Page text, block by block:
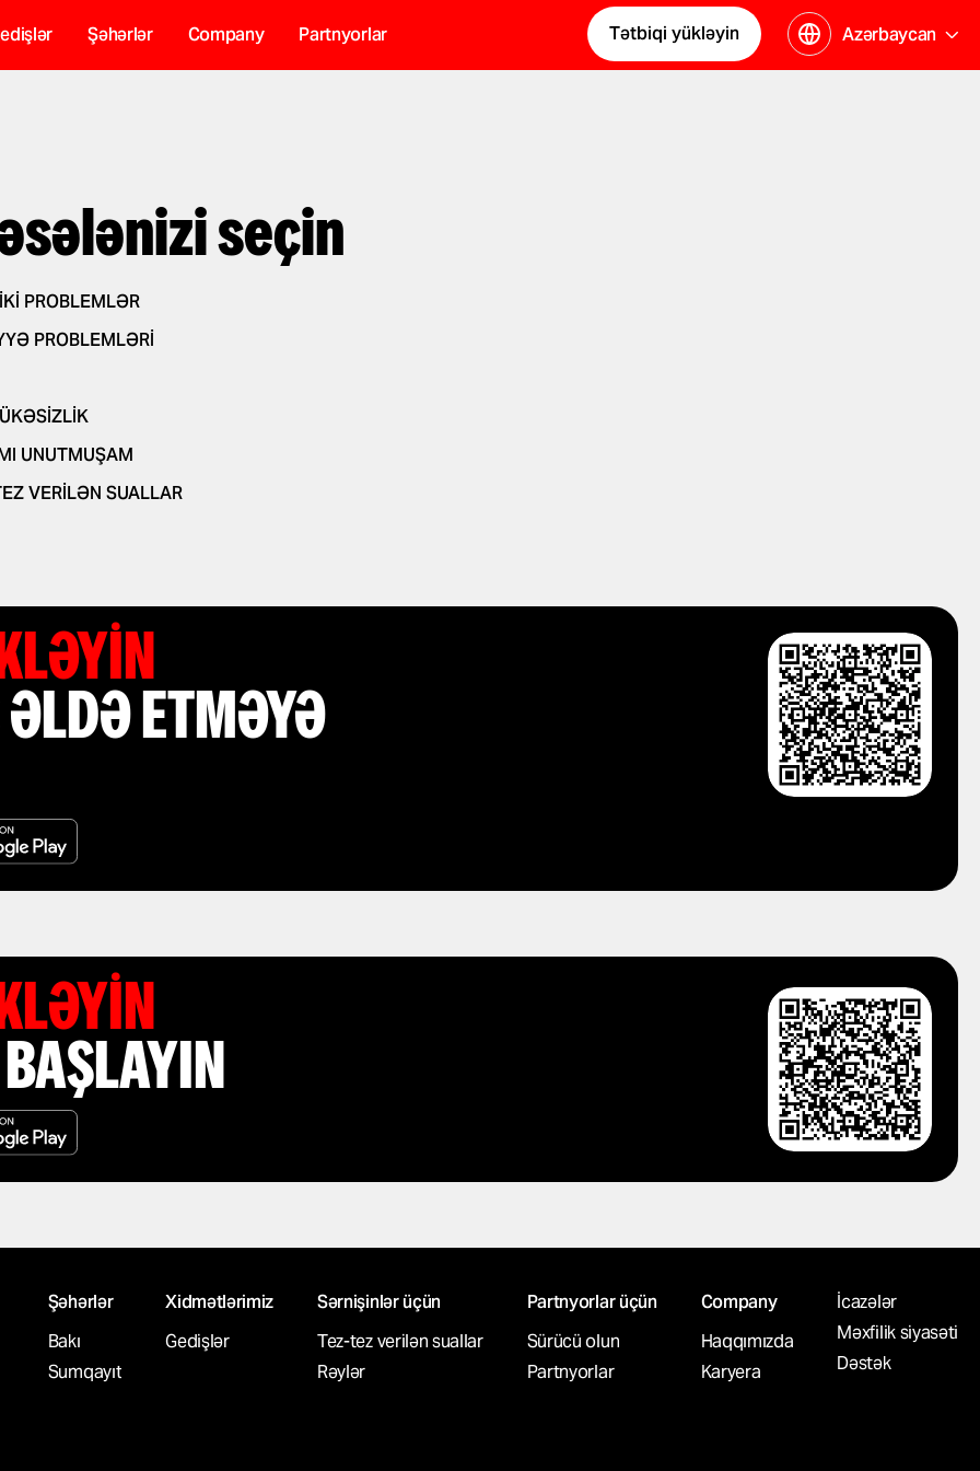
Şəhərlər Company Partnyorlar Azərbaycan
Tətbiqi yükləyin
seçin
PROBLEMLƏR
PROBLEMLƏRI
UNUTMUŞAM
VERILƏN SUALLAR
ƏLDƏ ETMƏYƏ
Şəhərlər
Bakı
Sumqayıt
Xidmətlərimiz
Gedişlər
Sərnişinlər üçün
Tez-tez verilən suallar
Rəylər
Partnyorlar üçün
Sürücü olun
Partnyorlar
Company
Haqqımızda
Karyera
İcazələr
Məxfilik siyasəti
Dəstək